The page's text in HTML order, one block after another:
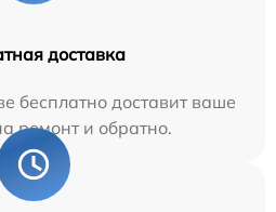
доставка
бесплатно доставит ваше
ремонт и обратно.